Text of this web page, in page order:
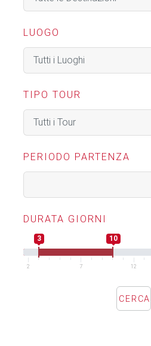
LUOGO
TIPO TOUR
PERIODO PARTENZA
DURATA GIORNI
3 10
2 7 12